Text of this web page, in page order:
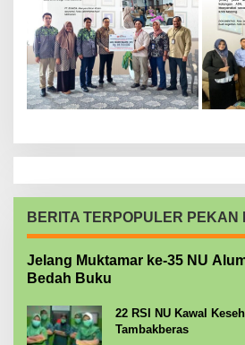
BERITA TERPOPULER PEKAN
Jelang Muktamar ke-35 NU
Bedah Buku
22 RSI NU Kawal
Tambakberas